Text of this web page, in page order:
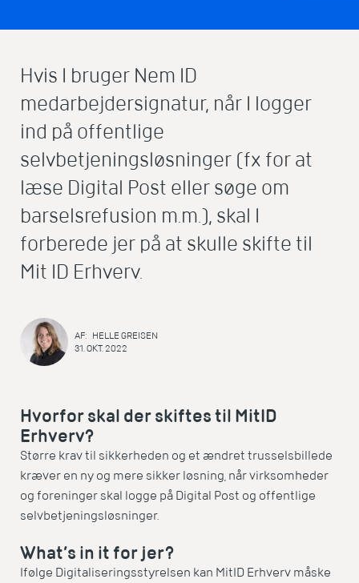
Hvis I bruger Nem ID
medarbejdersignatur, når I logger
ind på offentlige
selvbetjeningsløsninger (fx for at
læse Digital Post eller søge om
barselsrefusion m.m.), skal I
forberede jer på at skulle skifte til
Mit ID Erhverv.
AF: HELLE GREISEN
31. OKT. 2022
Hvorfor skal der skiftes til MitID
Erhverv?
Større krav til sikkerheden og et ændret trusselsbillede
kræver en ny og mere sikker løsning, når virksomheder
og foreninger skal logge på Digital Post og offentlige
selvbetjeningsløsninger.
What’s in it for jer?
Ifølge Digitaliseringsstyrelsen kan MitID Erhverv måske